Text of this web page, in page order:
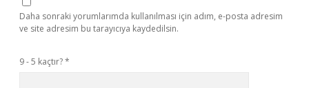
Daha sonraki yorumlarımda kullanılması için adım, e-posta adresim
ve site adresim bu tarayıcıya kaydedilsin.
9 - 5 kaçtır?*